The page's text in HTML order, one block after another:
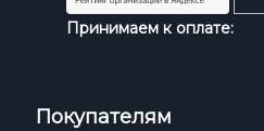
Принимаем к оплате:
Покупателям